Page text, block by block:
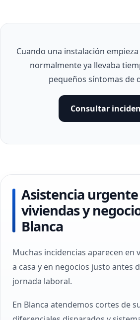
Cuando una instalación
normalmente ya llevaba
pequeños síntomas de
Consultar
Asistencia
viviendas y
Blanca
Muchas incidencias aparecen en
a casa y en negocios justo antes
jornada laboral.
En Blanca atendemos cortes de